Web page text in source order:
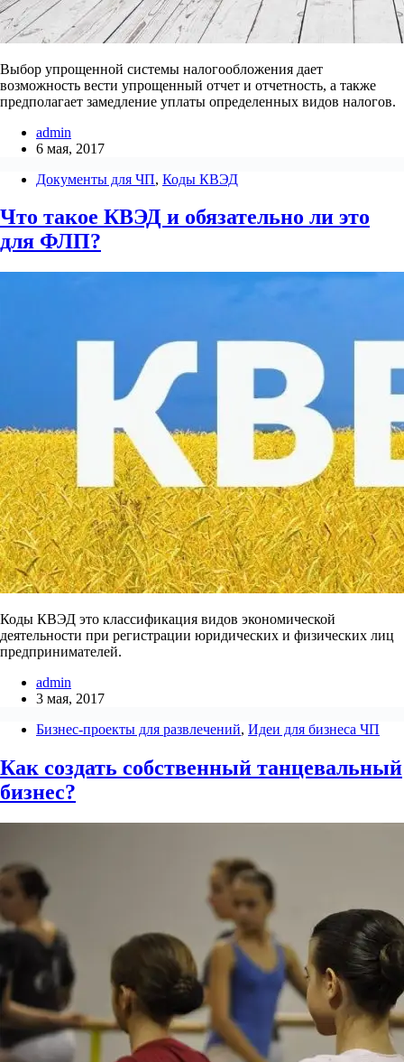
Выбор упрощенной системы налогообложения дает
возможность вести упрощенный отчет и отчетность, а также
предполагает замедление уплаты определенных видов налогов.
admin
6 мая, 2017
Документы для ЧП, Коды КВЭД
Что такое КВЭД и обязательно ли это
для ФЛП?
Коды КВЭД это классификация видов экономической
деятельности при регистрации юридических и физических лиц
предпринимателей.
admin
3 мая, 2017
Бизнес-проекты для развлечений, Идеи для бизнеса ЧП
Как создать собственный танцевальный
бизнес?